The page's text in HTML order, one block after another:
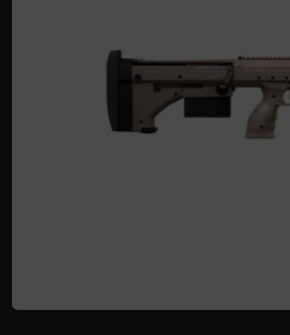
Подарочные Сертификати